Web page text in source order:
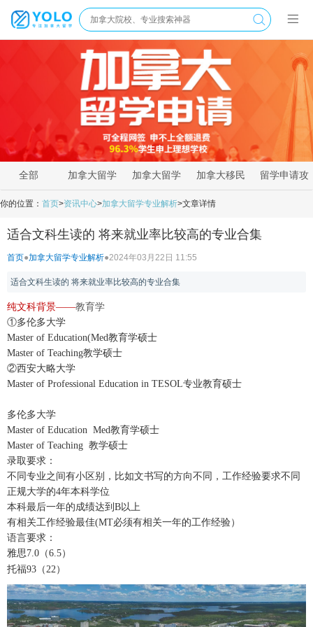
全部 加拿大留学
新闻
加拿大留学
资讯
加拿大移民
政策
留学申请攻
你的位置： 首页>资讯中心>加拿大留学专业解析>文章详情
适合文科生读的 将来就业率比较高的专业合集
首页●加拿大留学专业解析●2024年03月22日 11:55
适合文科生读的 将来就业率比较高的专业合集
纯文科背景——教育学
①多伦多大学
Master of Education(Med教育学硕士
Master of Teaching教学硕士
②西安大略大学
Master of Professional Education in TESOL专业教育硕士
多伦多大学
Master of Education Med教育学硕士
Master of Teaching 教学硕士
录取要求：
不同专业之间有小区别，比如文书写的方向不同，工作经验要求不同
正规大学的4年本科学位
本科最后一年的成绩达到B以上
有相关工作经验最佳(MT必须有相关一年的工作经验）
语言要求：
雅思7.0（6.5）
托福93（22）